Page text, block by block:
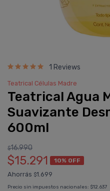
1 Reviews
Teatrical Células Madre
Teatrical Agua
Suavizante
600ml
$16.990
$15.291 10% OFF
Ahorrás $1.699
Precio sin impuestos nacionales: $12.637